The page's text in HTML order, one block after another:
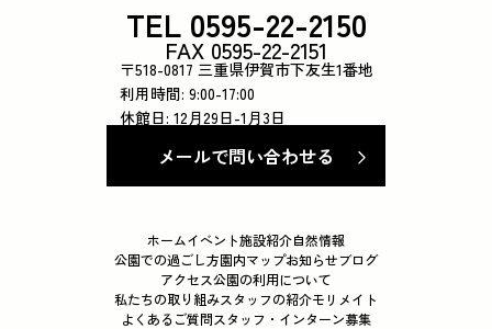
TEL 0595-22-2150
FAX 0595-22-2151
〒518-0817 三重県伊賀市下友生1番地
利用時間: 9:00-17:00
休館日: 12月29日-1月3日
メールで問い合わせる
ホームイベント施設紹介自然情報
公園での過ごし方園内マップお知らせブログ
アクセス公園の利用について
私たちの取り組みスタッフの紹介モリメイト
よくあるご質問スタッフ・インターン募集